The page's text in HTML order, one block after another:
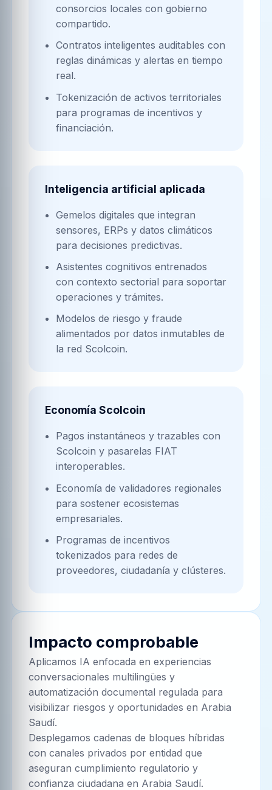
consorcios locales con gobierno
compartido.
Contratos inteligentes auditables con
reglas dinámicas y alertas en tiempo
real.
Tokenización de activos territoriales
para programas de incentivos y
financiación.
Inteligencia artificial aplicada
Gemelos digitales que integran
sensores, ERPs y datos climáticos
para decisiones predictivas.
Asistentes cognitivos entrenados
con contexto sectorial para soportar
operaciones y trámites.
Modelos de riesgo y fraude
alimentados por datos inmutables de
la red Scolcoin.
Economía Scolcoin
Pagos instantáneos y trazables con
Scolcoin y pasarelas FIAT
interoperables.
Economía de validadores regionales
para sostener ecosistemas
empresariales.
Programas de incentivos
tokenizados para redes de
proveedores, ciudadanía y clústeres.
Impacto comprobable
Aplicamos IA enfocada en experiencias
conversacionales multilingües y
automatización documental regulada para
visibilizar riesgos y oportunidades en Arabia
Saudí.
Desplegamos cadenas de bloques híbridas
con canales privados por entidad que
aseguran cumplimiento regulatorio y
confianza ciudadana en Arabia Saudí.